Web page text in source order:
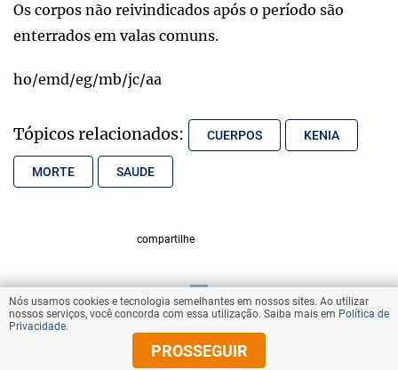
Os corpos não reivindicados após o período são
enterrados em valas comuns.
ho/emd/eg/mb/jc/aa
Tópicos relacionados: CUERPOS KENIA
MORTE SAUDE
compartilhe
VOLTAR AO TOPO
© Copyright 2025 Diários Associados
Nós usamos cookies e tecnologia semelhantes em nossos sites. Ao utilizar
nossos serviços, você concorda com essa utilização. Saiba mais em Política de
Privacidade.
PROSSEGUIR